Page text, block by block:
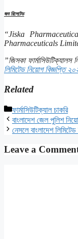
জব রিলেটেড
“Jiska
Pharmaceuticals
”জিসকা ফার্মাসিউটিক্যালস
লিমিটেড নিয়োগ বিজ্ঞপ্তি
Related
Categories
ফার্মাসিউটিক্যাল চাকরি
বাংলাদেশ জেল পুলিশ
নেসলে বাংলাদেশ
Leave a